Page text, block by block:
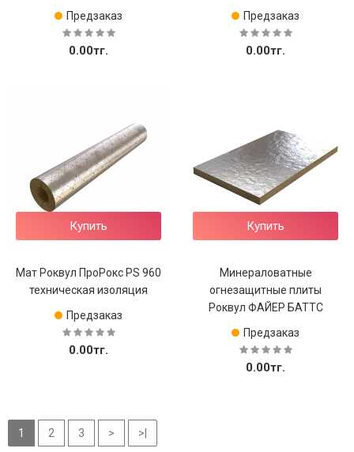
Предзаказ
0.00тг.
Предзаказ
0.00тг.
Купить
Мат Роквул ПроРокс PS 960
техническая изоляция
Предзаказ
0.00тг.
Купить
Минераловатные
огнезащитные плиты
Роквул ФАЙЕР БАТТС
Предзаказ
0.00тг.
1 2 3 > >|